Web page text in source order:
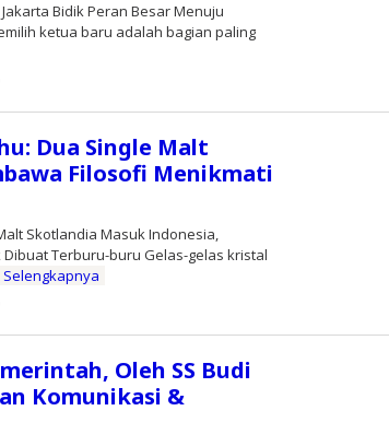
Jakarta Bidik Peran Besar Menuju
ketua baru adalah bagian paling
Dua Single Malt
Filosofi Menikmati
Skotlandia Masuk Indonesia,
Terburu-buru Gelas-gelas kristal
Selengkapnya
Oleh SS Budi
Komunikasi &